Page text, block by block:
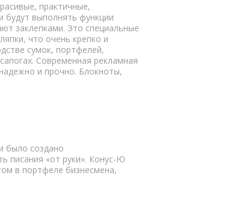
практичные,
будут выполнять функции
заклепками. Это специальные
что очень крепко и
сумок, портфелей,
Современная рекламная
и прочно. Блокноты,
было создано
писания «от руки». Конус-Ю
в портфеле бизнесмена,